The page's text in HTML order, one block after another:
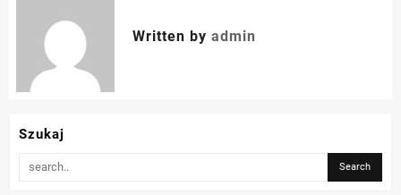
Written by admin
Szukaj